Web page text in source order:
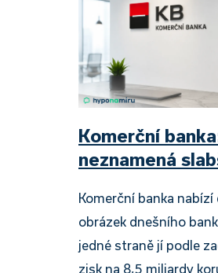
Komerční
neznamená
Komerční banka
obrázek dnešního
jedné straně jí podle
zisk na 8,5 miliardy